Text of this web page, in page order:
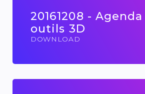
20161208 - Agenda
outils 3D
DOWNLOAD